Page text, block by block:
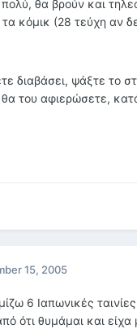
θα βρούν και
τα κόμικ (28 τεύχη αν
διαβάσει, ψάξτε το
θα του αφιερώσετε,
15, 2005
6 Ιαπωνικές
ότι θυμάμαι και